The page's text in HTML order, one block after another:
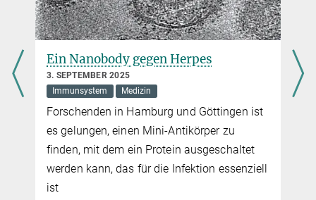
Ein Nanobody gegen Herpes
3. SEPTEMBER 2025
Immunsystem
Medizin
Forschenden in Hamburg und Göttingen ist
es gelungen, einen Mini-Antikörper zu
finden, mit dem ein Protein ausgeschaltet
werden kann, das für die Infektion essenziell
ist